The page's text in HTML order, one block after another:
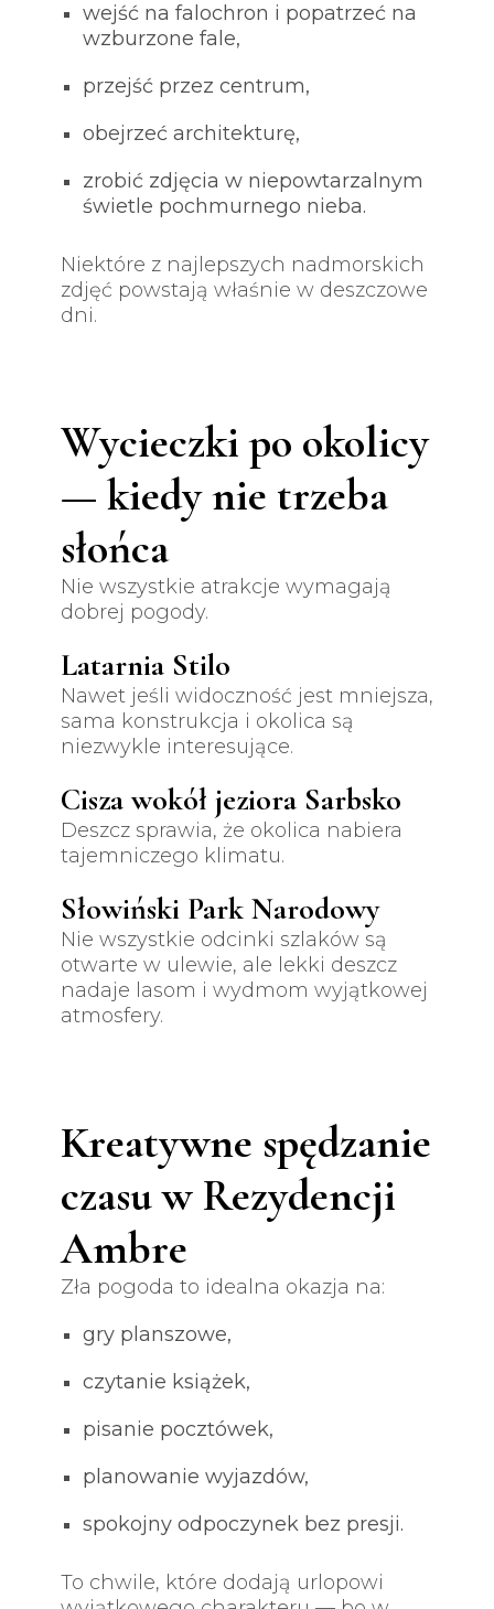
wejść na falochron i popatrzeć na
wzburzone fale,
przejść przez centrum,
obejrzeć architekturę,
zrobić zdjęcia w niepowtarzalnym
świetle pochmurnego nieba.
Niektóre z najlepszych nadmorskich
zdjęć powstają właśnie w deszczowe
dni.
Wycieczki po okolicy
— kiedy nie trzeba
słońca
Nie wszystkie atrakcje wymagają
dobrej pogody.
Latarnia Stilo
Nawet jeśli widoczność jest mniejsza,
sama konstrukcja i okolica są
niezwykle interesujące.
Cisza wokół jeziora Sarbsko
Deszcz sprawia, że okolica nabiera
tajemniczego klimatu.
Słowiński Park Narodowy
Nie wszystkie odcinki szlaków są
otwarte w ulewie, ale lekki deszcz
nadaje lasom i wydmom wyjątkowej
atmosfery.
Kreatywne spędzanie
czasu w Rezydencji
Ambre
Zła pogoda to idealna okazja na:
gry planszowe,
czytanie książek,
pisanie pocztówek,
planowanie wyjazdów,
spokojny odpoczynek bez presji.
To chwile, które dodają urlopowi